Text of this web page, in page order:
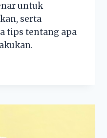
untuk
serta
tips tentang apa